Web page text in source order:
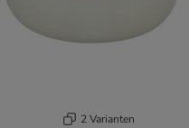
2 Varianten